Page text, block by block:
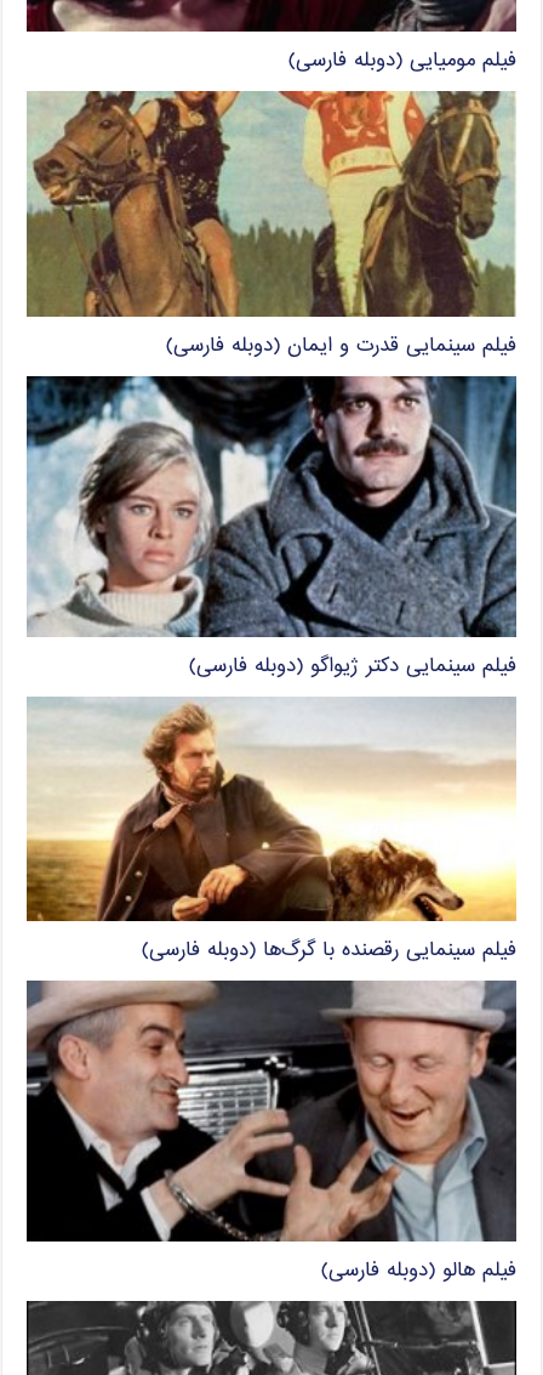
فیلم مومیایی (دوبله فارسی)
فیلم سینمایی قدرت و ایمان (دوبله فارسی)
فیلم سینمایی دکتر ژیواگو (دوبله فارسی)
فیلم سینمایی رقصنده با گرگ‌ها (دوبله فارسی)
فیلم هالو (دوبله فارسی)